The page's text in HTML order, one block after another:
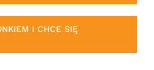
I CHCE SIĘ